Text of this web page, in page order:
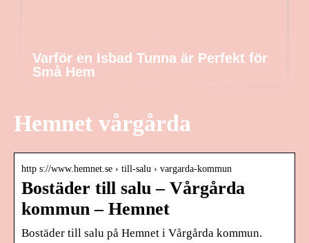
Varför en Isbad Tunna är Perfekt för
Små Hem
Hemnet vårgårda
http s://www.hemnet.se › till-salu › vargarda-kommun
Bostäder till salu – Vårgårda
kommun – Hemnet
Bostäder till salu på Hemnet i Vårgårda kommun.